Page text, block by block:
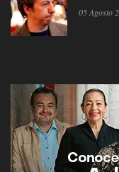
05 Agosto